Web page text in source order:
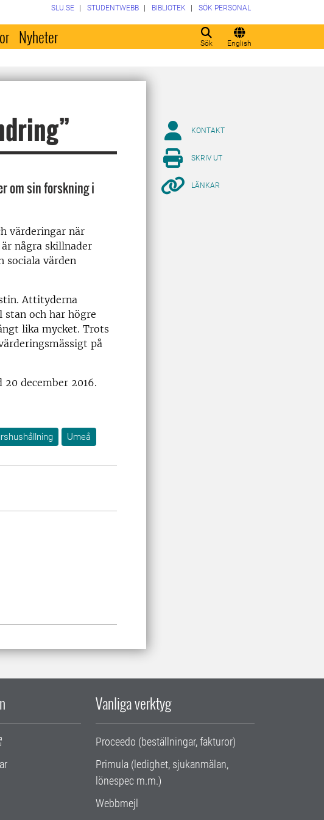
Sök English
SLU.SE STUDENTWEBB BIBLIOTEK SÖK PERSONAL
Nyheter
om sin forskning i
värderingar när
några skillnader
sociala värden
Attityderna
och har högre
lika mycket. Trots
på
20 december 2016.
Umeå
KONTAKT
SKRIV UT
LÄNKAR
Vanliga verktyg
Proceedo (beställningar, fakturor)
Primula (ledighet, sjukanmälan,
lönespec m.m.)
Webbmejl